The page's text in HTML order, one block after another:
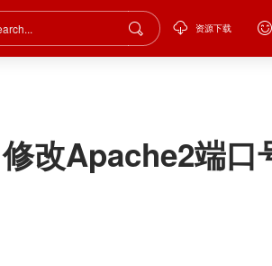
资源下载
改Apache2端